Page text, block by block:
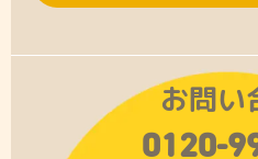
お問い
0120-